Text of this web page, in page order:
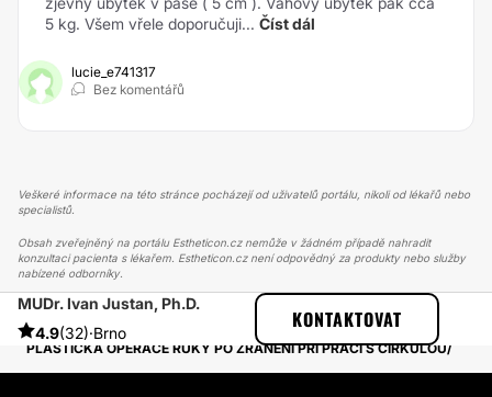
5 kg. Všem vřele doporučuji... Číst dál
lucie_e741317
Bez komentářů
Veškeré informace na této stránce pocházejí od uživatelů portálu, nikoli od lékařů nebo
specialistů.
Obsah zveřejněný na portálu Estheticon.cz nemůže v žádném případě nahradit
konzultaci pacienta s lékařem. Estheticon.cz není odpovědný za produkty nebo služby
nabízené odborníky.
MUDr. Ivan Justan, Ph.D.
4.9(32)·Brno
KONTAKTOVAT
ESTHETICON
PŘÍBĚHY
PŘÍBĚHY TÝKAJÍCÍ SE ZÁKROKU CHIRURGIE RUKY
PLASTICKÁ OPERACE RUKY PO ZRANĚNÍ PŘI PRÁCI S CIRKULOU